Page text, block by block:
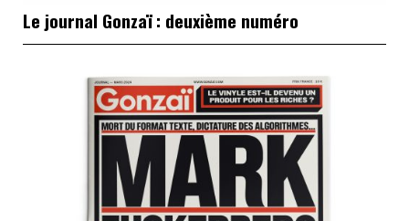
Le journal Gonzaï : deuxième numéro